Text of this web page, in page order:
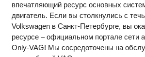
впечатляющий ресурс основных
двигатель. Если вы столкнулись с
Volkswagen в Санкт-Петербурге, вы
ресурсе – официальном портале сети
Only-VAG! Мы сосредоточены на